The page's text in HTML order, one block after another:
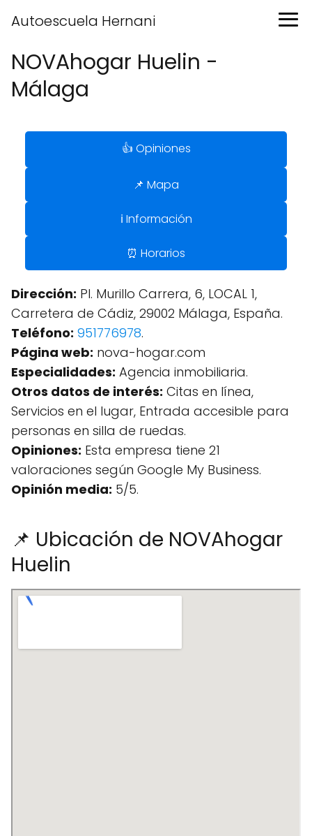
Autoescuela Hernani
NOVAhogar Huelin -
Málaga
👍 Opiniones
📌 Mapa
ℹ️ Información
⏰ Horarios
Dirección: Pl. Murillo Carrera, 6, LOCAL 1,
Carretera de Cádiz, 29002 Málaga, España.
Teléfono: 951776978.
Página web: nova-hogar.com
Especialidades: Agencia inmobiliaria.
Otros datos de interés: Citas en línea,
Servicios en el lugar, Entrada accesible para
personas en silla de ruedas.
Opiniones: Esta empresa tiene 21
valoraciones según Google My Business.
Opinión media: 5/5.
📌 Ubicación de NOVAhogar
Huelin